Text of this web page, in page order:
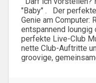
"Baby" . Der
Genie am Computer:
entspannend loungig
perfekte Live-Club
nette Club-Auftritte
groovige,